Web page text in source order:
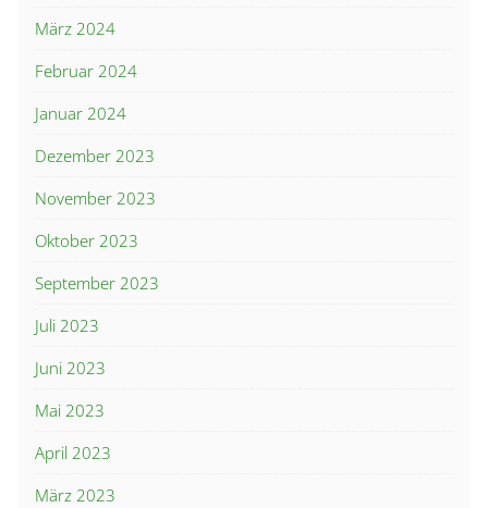
März 2024
Februar 2024
Januar 2024
Dezember 2023
November 2023
Oktober 2023
September 2023
Juli 2023
Juni 2023
Mai 2023
April 2023
März 2023